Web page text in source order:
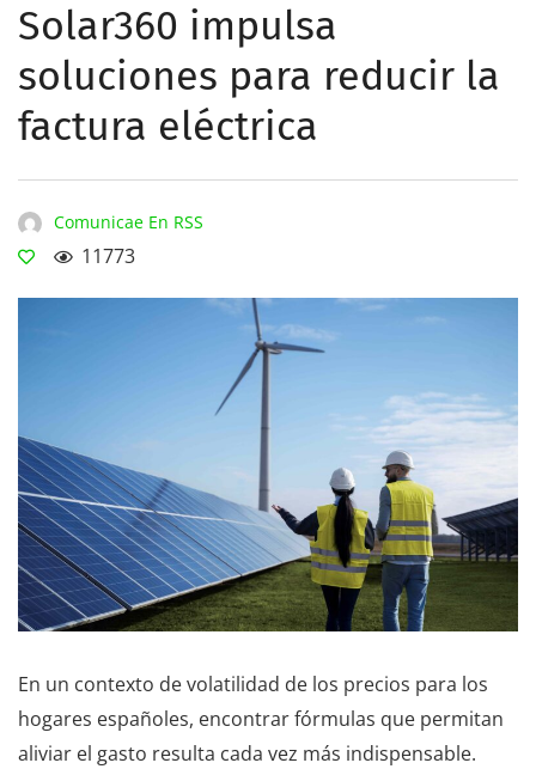
Solar360 impulsa
soluciones para reducir la
factura eléctrica
Comunicae En RSS
11773
En un contexto de volatilidad de los precios para los
hogares españoles, encontrar fórmulas que permitan
aliviar el gasto resulta cada vez más indispensable.